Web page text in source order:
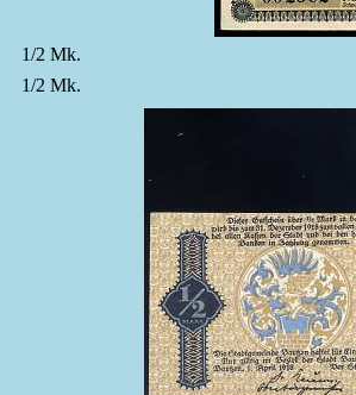
1/2 Mk.
1/2 Mk.